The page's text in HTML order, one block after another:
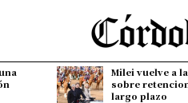
Milei vuelve a
sobre
largo plazo